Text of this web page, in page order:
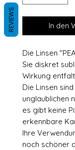
In den
Die Linsen
Sie diskret
Wirkung
Die Linsen
unglaublichen
es gibt keine
erkennbare
Ihre
noch schöner
REVIEWS